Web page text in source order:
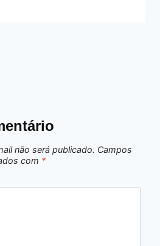
não será publicado. Campos
com *